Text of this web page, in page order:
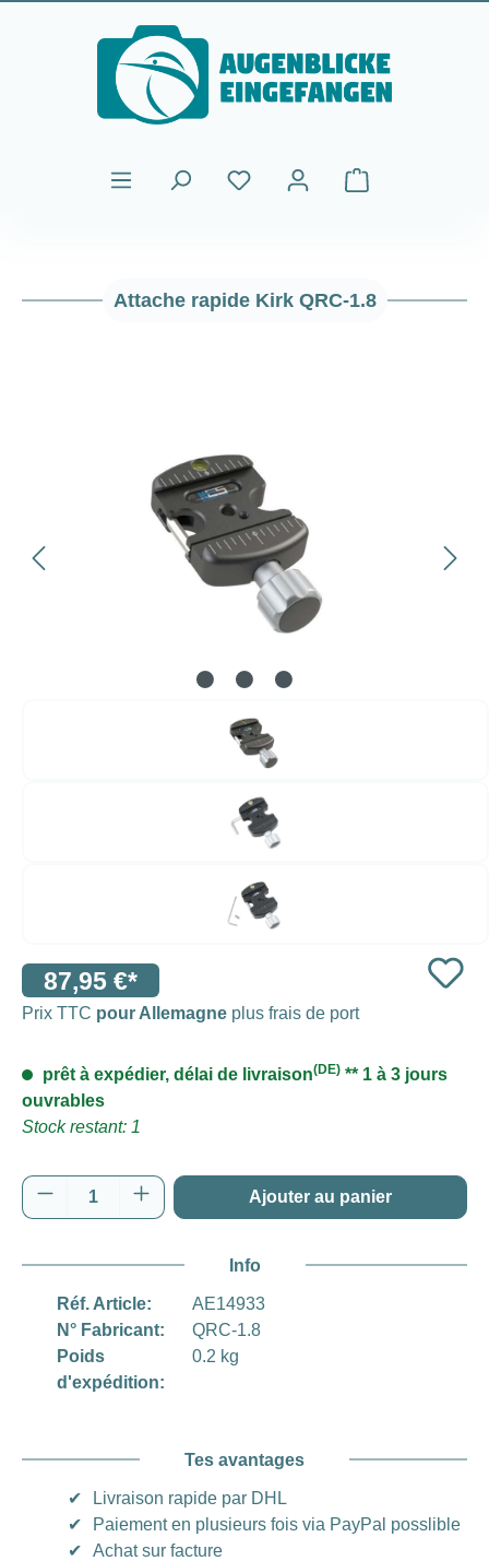
Passer au contenu principal
Le panier
Attache rapide Kirk QRC-1.8
87,95 €*
Prix TTC pour Allemagne plus frais de port
prêt à expédier, délai de livraison(DE) ** 1 à 3 jours
ouvrables
Stock restant: 1
Quantité de produit : Entrez la quantité
Ajouter au panier
Info
Réf. Article:
AE14933
N° Fabricant:
QRC-1.8
Poids
d'expédition:
0.2 kg
Tes avantages
✔
Livraison rapide par DHL
✔
Paiement en plusieurs fois via PayPal posslible
✔
Achat sur facture